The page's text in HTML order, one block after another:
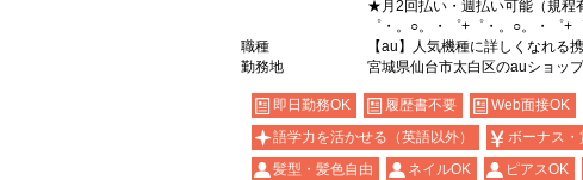
★月2回払い・週払い可能（規程
゜・。○。・゜+゜・。○。・゜+
職種
【au】人気機種に詳しくなれる
勤務地
宮城県仙台市太白区のauショップ
即日勤務OK 履歴書不要 Web面接OK
語学力を活かせる（英語以外）
ボーナス・
髪型・髪色自由
ネイルOK ピアスOK